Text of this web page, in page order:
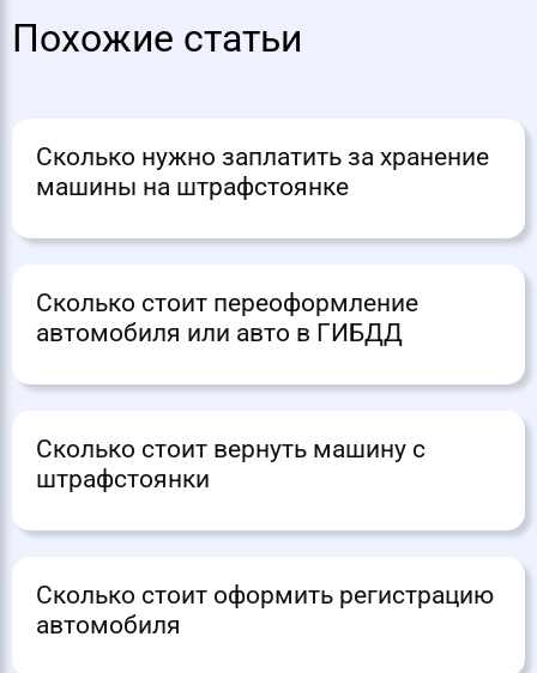
Похожие статьи
Сколько нужно заплатить за хранение
машины на штрафстоянке
Сколько стоит переоформление
автомобиля или авто в ГИБДД
Сколько стоит вернуть машину с
штрафстоянки
Сколько стоит оформить регистрацию
автомобиля